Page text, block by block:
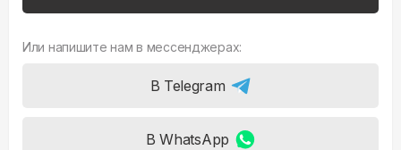
Или напишите нам в мессенджерах:
В Telegram
В WhatsApp